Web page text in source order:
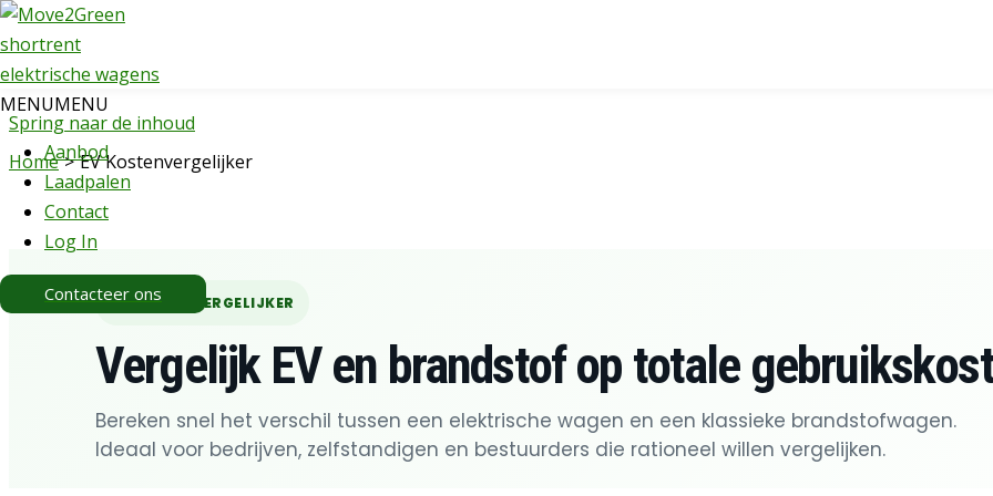
Spring naar de inhoud
MENUMENU
Aanbod
Laadpalen
Contact
Log In
Contacteer ons
Home EV Kostenvergelijker
EV KOSTENVERGELIJKER
Vergelijk EV en brandstof op totale gebruikskost
Bereken snel het verschil tussen een elektrische wagen en een klassieke brandstofwagen.
Ideaal voor bedrijven, zelfstandigen en bestuurders die rationeel willen vergelijken.